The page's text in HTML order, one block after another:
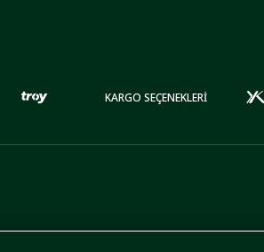
KARGO SEÇENEKLERİ